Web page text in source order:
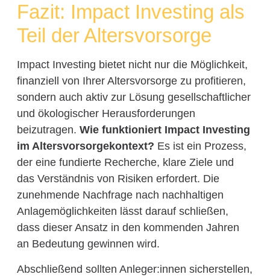
Fazit: Impact Investing als
Teil der Altersvorsorge
Impact Investing bietet nicht nur die Möglichkeit,
finanziell von Ihrer Altersvorsorge zu profitieren,
sondern auch aktiv zur Lösung gesellschaftlicher
und ökologischer Herausforderungen
beizutragen. Wie funktioniert Impact Investing
im Altersvorsorgekontext? Es ist ein Prozess,
der eine fundierte Recherche, klare Ziele und
das Verständnis von Risiken erfordert. Die
zunehmende Nachfrage nach nachhaltigen
Anlagemöglichkeiten lässt darauf schließen,
dass dieser Ansatz in den kommenden Jahren
an Bedeutung gewinnen wird.
Abschließend sollten Anleger:innen sicherstellen,